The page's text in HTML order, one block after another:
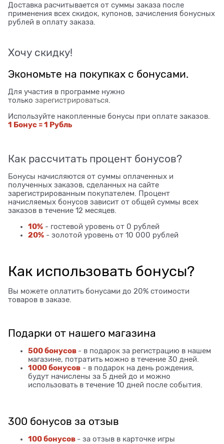
Доставка расчитывается от суммы заказа после
применения всех скидок, купонов, зачисления бонусных
рублей в оплату заказа.
Хочу скидку!
Экономьте на покупках с бонусами.
Для участия в программе нужно
только зарегистрироваться
Используйте накопленные бонусы при оплате заказов.
1 Бонус = 1 Рубль
Как рассчитать процент бонусов?
Бонусы начисляются от суммы оплаченных и
полученных заказов, сделанных на сайте
зарегистрированным покупателем. Процент
начисляемых бонусов зависит от общей суммы всех
заказов в течение 12 месяцев.
10% - гостевой уровень от 0 рублей
20% - золотой уровень от 10 000 рублей
Как использовать бонусы?
Вы можете оплатить бонусами до 20% стоимости
товаров в заказе.
Подарки от нашего магазина
500 бонусов - в подарок за регистрацию в нашем
магазине, потратить можно в течение 30 дней.
1000 бонусов - в подарок на день рождения,
будут начислены за 5 дней до и можно
использовать в течение 10 дней после события.
300 бонусов за отзыв
100 бонусов - за отзыв в карточке игры